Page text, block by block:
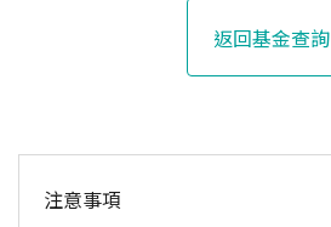
返回基金查詢
注意事項